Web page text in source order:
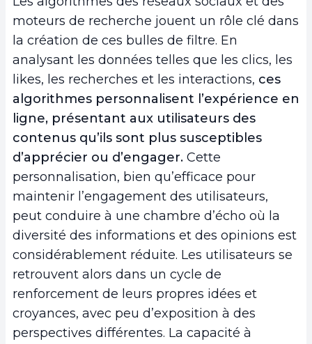
moteurs de recherche jouent un rôle clé dans
la création de ces bulles de filtre. En
analysant les données telles que les clics, les
likes, les recherches et les interactions, ces
algorithmes personnalisent l’expérience en
ligne, présentant aux utilisateurs des
contenus qu’ils sont plus susceptibles
d’apprécier ou d’engager. Cette
personnalisation, bien qu’efficace pour
maintenir l’engagement des utilisateurs,
peut conduire à une chambre d’écho où la
diversité des informations et des opinions est
considérablement réduite. Les utilisateurs se
retrouvent alors dans un cycle de
renforcement de leurs propres idées et
croyances, avec peu d’exposition à des
perspectives différentes. La capacité à